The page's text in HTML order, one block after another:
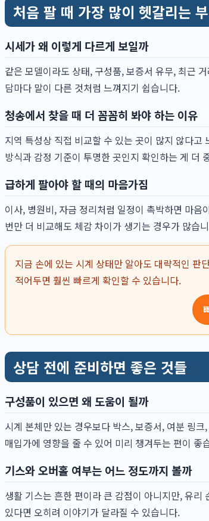
처음 팔 때 가장 많이 헷갈리는
시세가 왜 이렇게 다르게 보일까
같은 모델이라도 상태, 구성품, 보증서 유무, 최근
담마다 말이 다른 것처럼 느껴지기 쉽습니다.
청송에서 찾을 때 더 꼼꼼히 봐야 하는 이유
지역 특성상 직접 비교할 수 있는 곳이 많지 않다
방식과 감정 기준이 투명한 곳인지 확인하는 게 더
급하게 팔아야 할 때의 마음가짐
이사, 병원비, 자금 정리처럼 일정이 촉박하면 마
번만 더 비교해도 체감 차이가 생기는 경우가 많습
지금 손에 있는 시계 상태만 알아도 대략적인 판
적어두면 훨씬 빠르게 확인할 수 있습니다.
상담 전에 준비하면 좋은 것들
구성품이 있으면 왜 도움이 될까
시계 본체만 있는 경우보다 박스, 보증서, 여분 링
매입가에 영향을 줄 수 있어 미리 챙겨두는 편이 좋
기스와 오버홀 여부는 어느 정도까지 볼까
생활 기스는 흔한 편이라 큰 감점이 아니지만, 유
있다면 오히려 이야기가 달라질 수 있습니다.